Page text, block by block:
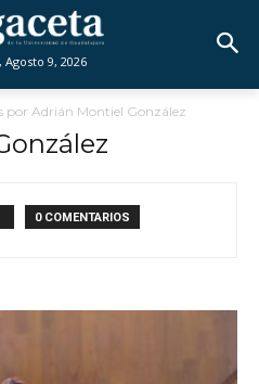
9, 2026
por Adrián Montiel González
0 COMENTARIOS